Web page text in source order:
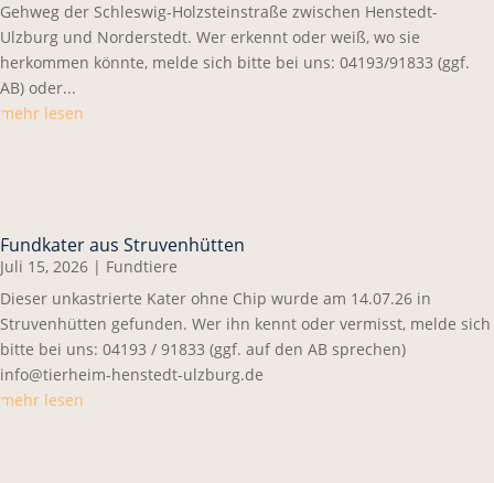
Gehweg der Schleswig-Holzsteinstraße zwischen Henstedt-
Ulzburg und Norderstedt. Wer erkennt oder weiß, wo sie
herkommen könnte, melde sich bitte bei uns: 04193/91833 (ggf.
AB) oder...
mehr lesen
Fundkater aus Struvenhütten
Juli 15, 2026 | Fundtiere
Dieser unkastrierte Kater ohne Chip wurde am 14.07.26 in
Struvenhütten gefunden. Wer ihn kennt oder vermisst, melde sich
bitte bei uns: 04193 / 91833 (ggf. auf den AB sprechen)
info@tierheim-henstedt-ulzburg.de
mehr lesen